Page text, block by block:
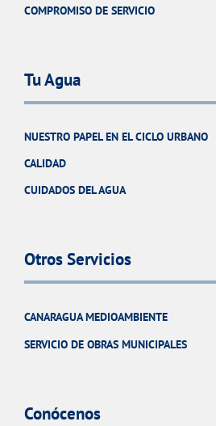
COMPROMISO DE SERVICIO
Tu Agua
NUESTRO PAPEL EN EL CICLO URBANO
CALIDAD
CUIDADOS DEL AGUA
Otros Servicios
CANARAGUA MEDIOAMBIENTE
SERVICIO DE OBRAS MUNICIPALES
Conócenos